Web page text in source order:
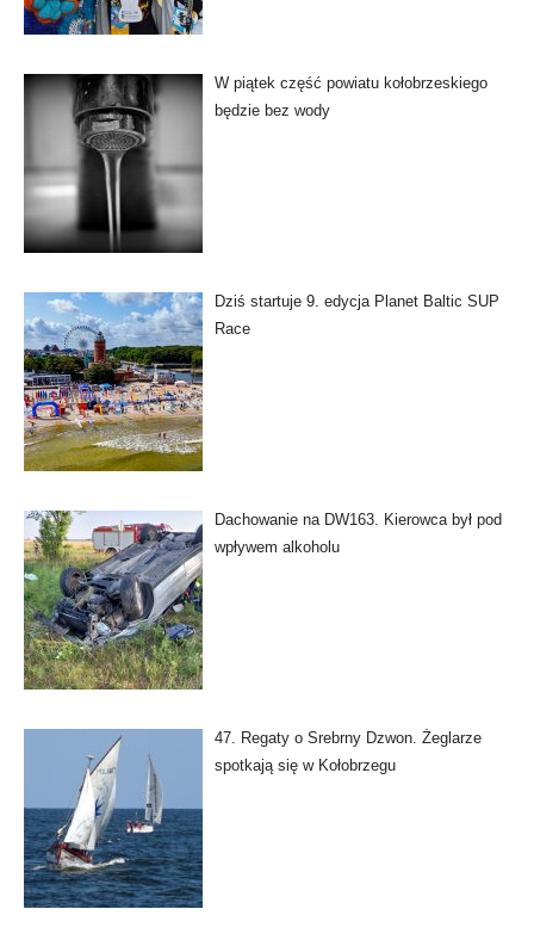
W piątek część powiatu kołobrzeskiego
będzie bez wody
Dziś startuje 9. edycja Planet Baltic SUP
Race
Dachowanie na DW163. Kierowca był pod
wpływem alkoholu
47. Regaty o Srebrny Dzwon. Żeglarze
spotkają się w Kołobrzegu